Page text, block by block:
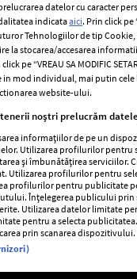
:o Wooow,
la
a
„Nu mi-e
tare”. Când
s-au liniștit
Filip și
cântăreața a
eșuat
din
Nimeni
datelor cu caracter
indicataaici. Prin click pe
Tehnologiilor de tip
la stocarea/accesarea
pe “VREAU SA MODIFIC
mod individual, mai putin cele
website-ului.
noștri prelucrăm
informațiilor de pe un
Utilizarea profilurilor pentru
și îmbunătățirea serviciilor.
Utilizarea profilurilor pentru
profilurilor pentru publicitate
Înțelegerea publicului prin
Utilizarea datelor limitate
pentru a selecta
prin scanarea dispozitivului.